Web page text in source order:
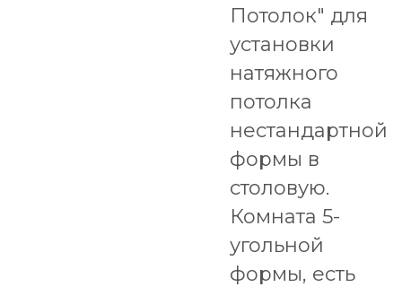
Потолок" для
установки
натяжного
потолка
нестандартной
формы в
столовую.
Комната 5-
угольной
формы, есть